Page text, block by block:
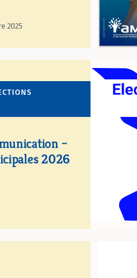
2025
–
2026